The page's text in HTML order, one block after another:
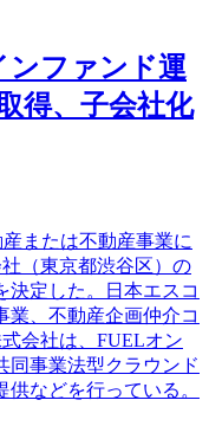
ンファンド運
得、子会社化
または不動産事業に
（東京都渋谷区）の
決定した。日本エスコ
業、不動産企画仲介コ
会社は、FUELオン
同事業法型クラウンド
などを行っている。